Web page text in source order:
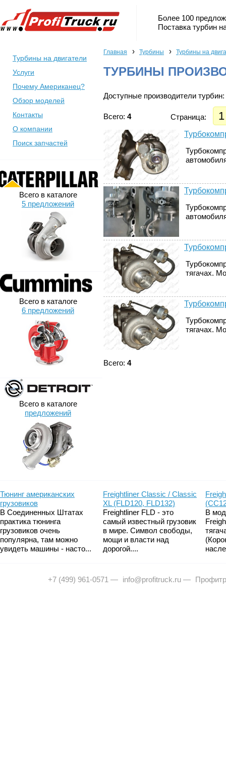
Более 100
Поставка турбин
Турбины на двигатели
Услуги
Почему Американец?
Обзор моделей
Контакты
О компании
Поиск запчастей
Всего в каталоге
5 предложений
Всего в каталоге
6 предложений
Всего в каталоге
предложений
Главная › Турбины › Турбины на
ТУРБИНЫ
Доступные производители турбин:
Всего: 4 Страница: 1
тягачах.
тягачах.
Всего: 4
Тюнинг американских
грузовиков
В Соединенных Штатах
практика тюнинга
грузовиков очень
популярна, там можно
увидеть машины - насто...
Freightliner Classic / Classic
XL (FLD120, FLD132)
Freightliner FLD - это
самый известный грузовик
в мире. Символ свободы,
мощи и власти над
дорогой....
В
+7 (499) 961-0571 — info@profitruck.ru —